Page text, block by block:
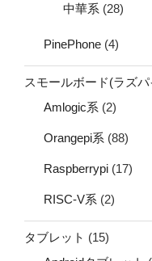
中華系 (28)
PinePhone (4)
スモールボード(ラズパ
Amlogic系 (2)
Orangepi系 (88)
Raspberrypi (17)
RISC-V系 (2)
タブレット (15)